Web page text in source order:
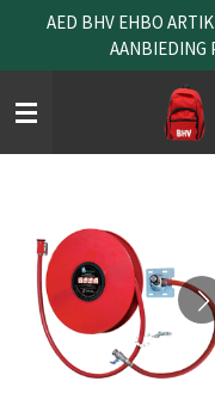
naar
de
hoofdinhoud
AED BHV EHBO
AANBIEDING